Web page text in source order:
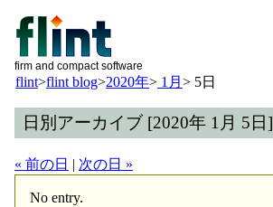
firm and compact software
flint>flint blog>2020年> 1月 > 5日
日別アーカイブ [2020年 1月 5日]
« 前の日 | 次の日 »
No entry.